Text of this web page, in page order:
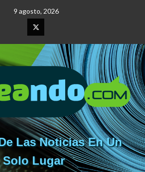
9 agosto, 2026
Elemento
del
menú
Las Noticias En Un
Solo Lugar